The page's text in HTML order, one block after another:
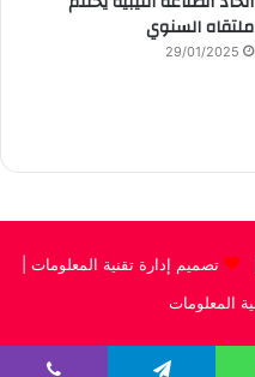
ملتقاه السنوي
29/01/2025
تصميم إدارة تقنية المعلومات
المعلومات